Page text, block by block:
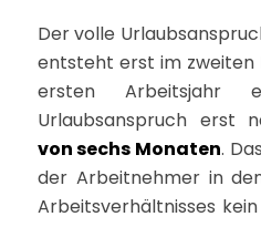
Der volle
entsteht erst im zweiten
ersten Arbeitsjahr
Urlaubsanspruch erst
von sechs Monaten.
der Arbeitnehmer in
Arbeitsverhältnisses